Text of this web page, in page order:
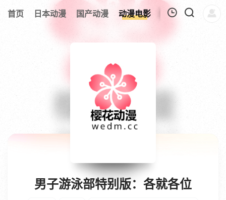
首页 日本动漫 国产动漫 动漫电影 欧美动漫 追剧
暂无观看影片的记录
男子游泳部特别版：各就各位